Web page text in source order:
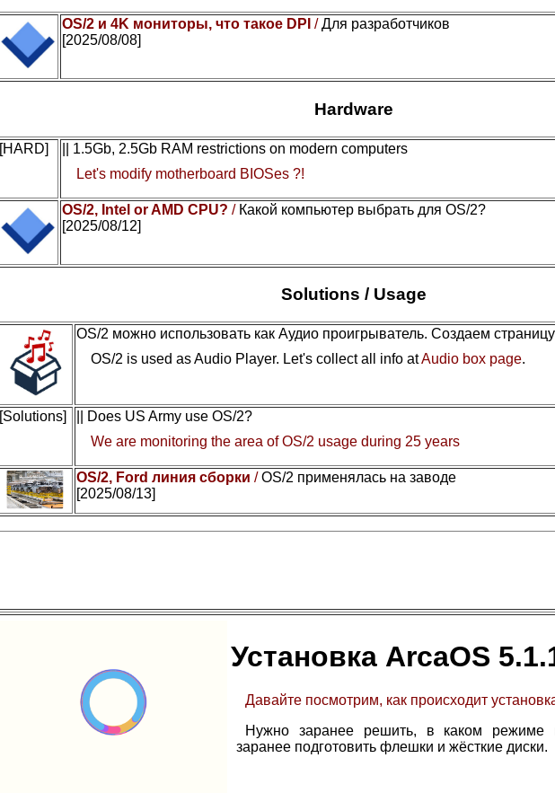
OS/2 и 4K мониторы, что такое DPI /Для разработчиков
[2025/08/08]
Hardware
[HARD]
|| 1.5Gb, 2.5Gb RAM restrictions on modern computers
Let's modify motherboard BIOSes ?!
OS/2, Intel or AMD CPU? / Какой компьютер выбрать для OS/2?
[2025/08/12]
Solutions / Usage
OS/2 можно использовать как Аудио проигрыватель. Создаем страницу
OS/2 is used as Audio Player. Let's collect all info atAudio box page.
[Solutions]
|| Does US Army use OS/2?
We are monitoring the area of OS/2 usage during 25 years
OS/2, Ford линия сборки /OS/2 применялась на заводе
[2025/08/13]
Установка ArcaOS
Давайте посмотрим, как происходит
Нужно заранее решить, в каком режиме
заранее подготовить флешки и жёсткие диски.